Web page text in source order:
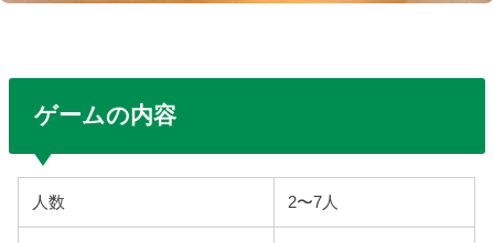
ゲームの内容
人数 2〜7人